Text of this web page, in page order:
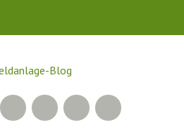
Facebook
500px
LinkedIn
Xing